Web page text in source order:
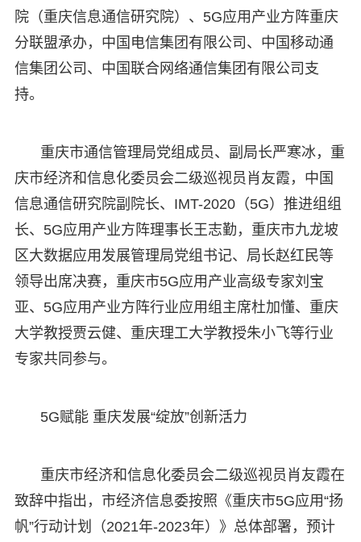
院（重庆信息通信研究院）、5G应用产业方阵重庆
分联盟承办，中国电信集团有限公司、中国移动通
信集团公司、中国联合网络通信集团有限公司支
持。
重庆市通信管理局党组成员、副局长严寒冰，重
庆市经济和信息化委员会二级巡视员肖友霞，中国
信息通信研究院副院长、IMT-2020（5G）推进组组
长、5G应用产业方阵理事长王志勤，重庆市九龙坡
区大数据应用发展管理局党组书记、局长赵红民等
领导出席决赛，重庆市5G应用产业高级专家刘宝
亚、5G应用产业方阵行业应用组主席杜加懂、重庆
大学教授贾云健、重庆理工大学教授朱小飞等行业
专家共同参与。
5G赋能 重庆发展“绽放”创新活力
重庆市经济和信息化委员会二级巡视员肖友霞在
致辞中指出，市经济信息委按照《重庆市5G应用“扬
帆”行动计划（2021年-2023年）》总体部署，预计